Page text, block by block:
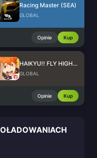
Racing Master (SEA)
GLOBAL
Opinie Kup
HAIKYU!! FLY HIGH SEA Top Up
GLOBAL
Opinie Kup